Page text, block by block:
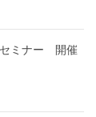
セミナー 開催